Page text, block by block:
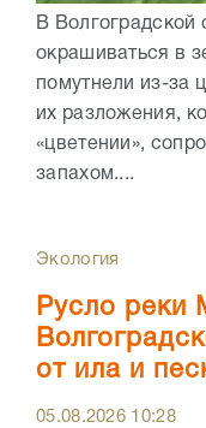
В Волгоградской
окрашиваться в
помутнели из-за
их разложения,
«цветении»,
запахом....
Экология
Русло реки
от ила и
05.08.2026 10:28